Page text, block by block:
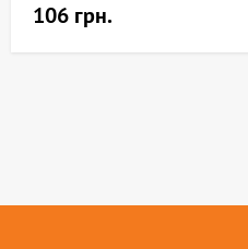
106 грн.